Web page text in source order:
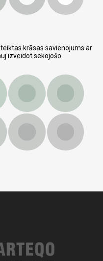
krāsas savienojums ar
izveidot sekojošo